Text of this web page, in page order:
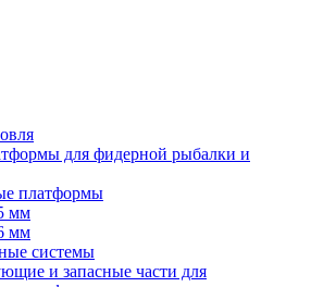
для фидерной рыбалки и
платформы
мм
мм
системы
и запасные части для